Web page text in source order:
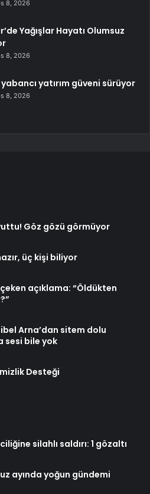
8, 2026
Yağışlar Hayatı Olumsuz
8, 2026
yabancı yatırım güveni sürüyor
8, 2026
Göz gözü görmüyor
üç kişi biliyor
açıklama: “Öldükten
Arna’dan sitem dolu
sesi bile yok
Desteği
silahlı saldırı: 1 gözaltı
ayında yoğun gündemi